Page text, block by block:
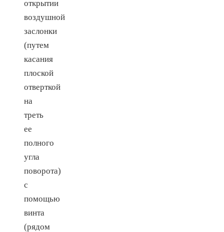
открытии
воздушной
заслонки
(путем
касания
плоской
отверткой
на
треть
ее
полного
угла
поворота)
с
помощью
винта
(рядом